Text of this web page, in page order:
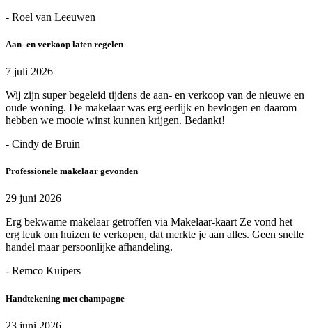
- Roel van Leeuwen
Aan- en verkoop laten regelen
7 juli 2026
Wij zijn super begeleid tijdens de aan- en verkoop van de nieuwe en
oude woning. De makelaar was erg eerlijk en bevlogen en daarom
hebben we mooie winst kunnen krijgen. Bedankt!
- Cindy de Bruin
Professionele makelaar gevonden
29 juni 2026
Erg bekwame makelaar getroffen via Makelaar-kaart Ze vond het
erg leuk om huizen te verkopen, dat merkte je aan alles. Geen snelle
handel maar persoonlijke afhandeling.
- Remco Kuipers
Handtekening met champagne
23 juni 2026